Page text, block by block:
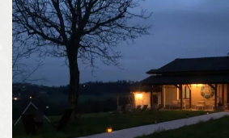
Espandi